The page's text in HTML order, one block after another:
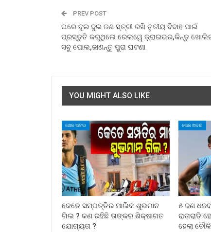
PREV POST
ଘରେ ଦୁଇ ଦୁଇ ଜଣ ସ୍ତ୍ରୀ ରଖି ତୃତୀୟ ବିବାହ ପାଇଁ
ପ୍ରସ୍ତୁତି କରୁଥିଲେ ରେଲୱେ ଡ଼୍ରାଇଭର,କିନ୍ତୁ
ସବୁ ପୋଲ,ଜାଣନ୍ତୁ ପୁରା ଘଟଣା
YOU MIGHT ALSO LIKE
ଖେଳ ଖବର
କେତେ ସମ୍ପତ୍ତିର ମାଲିକ ଶୁଭମାନ
ଗିଲ ? କଣ ରହିଛି ତାଙ୍କର ଶିକ୍ଷାଗତ
ଯୋଗ୍ୟତା ?
ଖେଳ ଖବର
୫ ଜଣ
ରାତାରାତି
ହେଲା